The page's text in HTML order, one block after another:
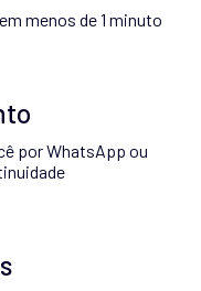
menos de 1 minuto
por WhatsApp ou